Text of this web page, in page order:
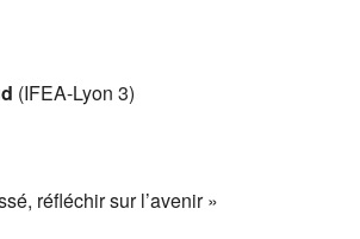
(IFEA-Lyon 3)
réfléchir sur l’avenir »